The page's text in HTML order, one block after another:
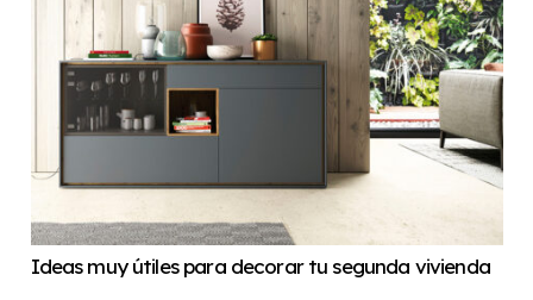
Ideas muy útiles para decorar tu segunda vivienda